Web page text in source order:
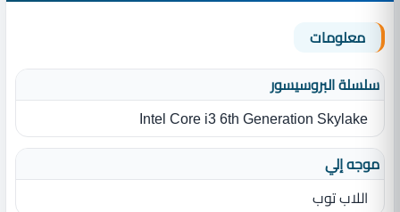
معلومات
سلسلة البروسيسور
Intel Core i3 6th Generation Skylake
موجه إلي
اللاب توب